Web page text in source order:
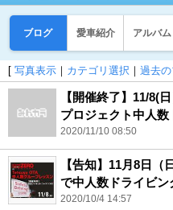
ブログ 愛車紹介 アルバム
[ 写真表示 ｜ カテゴリ選択 ｜ 過去
【開催終了】11/8(
プロジェクト中人
2020/11/10 08:50
【告知】11月8日（
で中人数ドライビン
2020/10/4 14:57